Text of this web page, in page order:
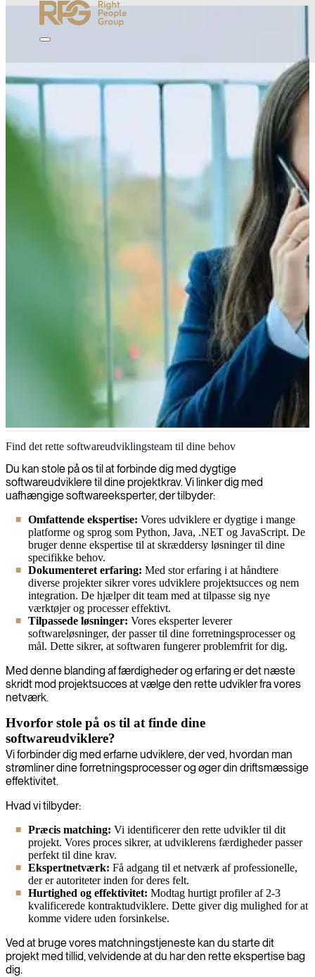
Softwareudvikling
Vi finder, rekrutterer og indsætter specialiserede softwareudviklere,
som bygger innovative løsninger til dine IT-projekter.
Find det rette softwareudviklingsteam til dine behov
Du kan stole på os til at forbinde dig med dygtige
softwareudviklere til dine projektkrav. Vi linker dig med
uafhængige softwareeksperter, der tilbyder:
Omfattende ekspertise: Vores udviklere er dygtige i mange
platforme og sprog som Python, Java, .NET og JavaScript. De
bruger denne ekspertise til at skræddersy løsninger til dine
specifikke behov.
Dokumenteret erfaring: Med stor erfaring i at håndtere
diverse projekter sikrer vores udviklere projektsucces og nem
integration. De hjælper dit team med at tilpasse sig nye
værktøjer og processer effektivt.
Tilpassede løsninger: Vores eksperter leverer
softwareløsninger, der passer til dine forretningsprocesser og
mål. Dette sikrer, at softwaren fungerer problemfrit for dig.
Med denne blanding af færdigheder og erfaring er det næste
skridt mod projektsucces at vælge den rette udvikler fra vores
netværk.
Hvorfor stole på os til at finde dine
softwareudviklere?
Vi forbinder dig med erfarne udviklere, der ved, hvordan man
strømliner dine forretningsprocesser og øger din driftsmæssige
effektivitet.
Hvad vi tilbyder:
Præcis matching: Vi identificerer den rette udvikler til dit
projekt. Vores proces sikrer, at udviklerens færdigheder passer
perfekt til dine krav.
Ekspertnetværk: Få adgang til et netværk af professionelle,
der er autoriteter inden for deres felt.
Hurtighed og effektivitet: Modtag hurtigt profiler af 2-3
kvalificerede kontraktudviklere. Dette giver dig mulighed for at
komme videre uden forsinkelse.
Ved at bruge vores matchningstjeneste kan du starte dit
projekt med tillid, velvidende at du har den rette ekspertise bag
dig.